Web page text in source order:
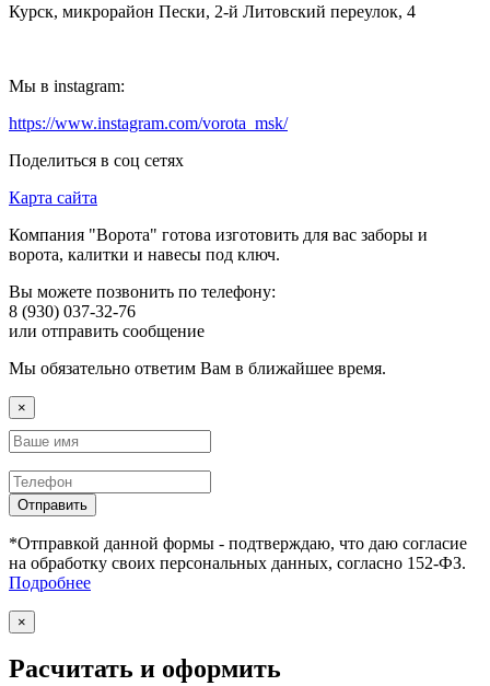
Курск, микрорайон Пески, 2-й Литовский переулок, 4
Мы в instagram:
https://www.instagram.com/vorota_msk/
Поделиться в соц сетях
Карта сайта
Компания "Ворота" готова изготовить для вас заборы и
ворота, калитки и навесы под ключ.
Вы можете позвонить по телефону:
8 (930) 037-32-76
или отправить сообщение
Мы обязательно ответим Вам в ближайшее время.
×
Отправить
*Отправкой данной формы - подтверждаю, что даю согласие
на обработку своих персональных данных, согласно 152-ФЗ.
Подробнее
×
Расчитать и оформить